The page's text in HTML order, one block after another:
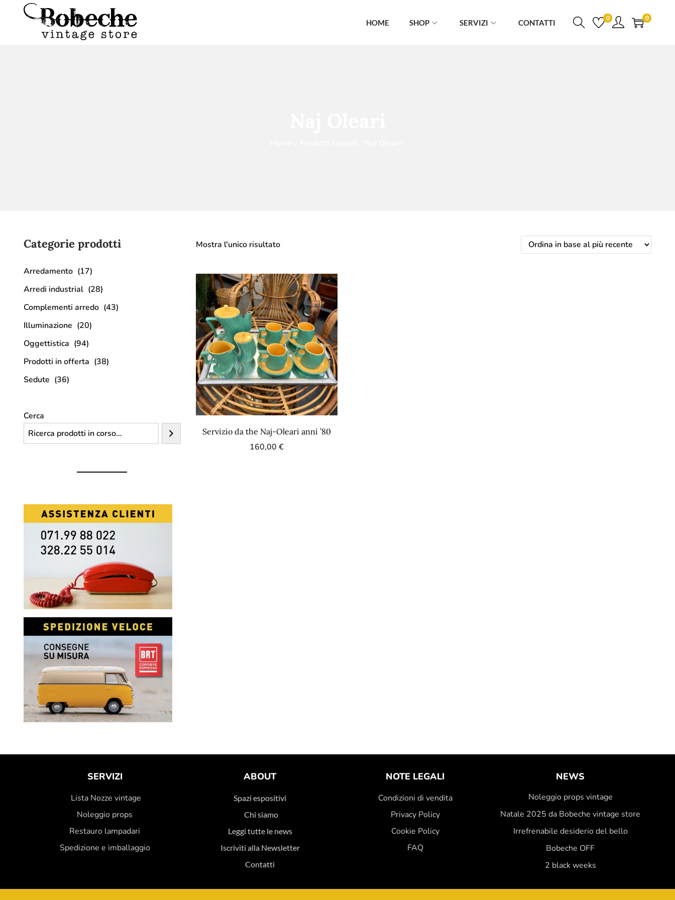
HOME SHOP SERVIZI CONTATTI 0 0
Mostra l'unico risultato
Servizio da the Naj-Oleari anni ’80
160,00 €
Categorie prodotti
Arredamento (17)
Arredi industrial (28)
Complementi arredo (43)
Illuminazione (20)
Oggettistica (94)
Prodotti in offerta (38)
Sedute (36)
Cerca
SERVIZI
Lista Nozze vintage
Noleggio props
Restauro lampadari
Spedizione e imballaggio
ABOUT
Spazi espositivi
Chi siamo
Leggi tutte le news
Iscriviti alla Newsletter
Contatti
NOTE LEGALI
Condizioni di vendita
Privacy Policy
Cookie Policy
FAQ
NEWS
Noleggio props vintage
Natale 2025 da Bobeche vintage store
Irrefrenabile desiderio del bello
Bobeche OFF
2 black weeks